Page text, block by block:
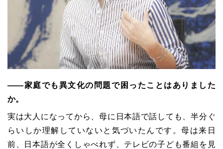
――家庭でも異文化の問題で困ったことはありました
か。
実は大人になってから、母に日本語で話しても、半分ぐ
らいしか理解していないと気づいたんです。母は来日
前、日本語が全くしゃべれず、テレビの子ども番組を見